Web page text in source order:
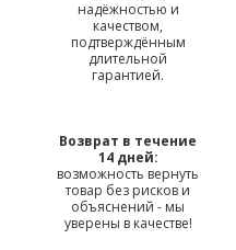
надёжностью и
качеством,
подтверждённым
длительной
гарантией.
Возврат в течение
14 дней:
возможность вернуть
товар без рисков и
объяснений - мы
уверены в качестве!